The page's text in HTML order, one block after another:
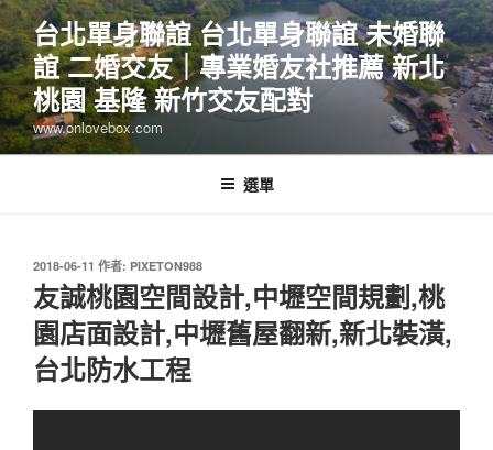
跳
至
主
要
內
容
台北單身聯誼 台北單身聯誼 未婚聯
誼 二婚交友｜專業婚友社推薦 新北
桃園 基隆 新竹交友配對
www.onlovebox.com
選單
發
佈
於
2018-06-11 作者: PIXETON988
友誠桃園空間設計,中壢空間規劃,桃
園店面設計,中壢舊屋翻新,新北裝潢,
台北防水工程